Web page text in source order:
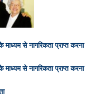
के माध्यम से नागरिकता प्राप्त करना
के माध्यम से नागरिकता प्राप्त करना